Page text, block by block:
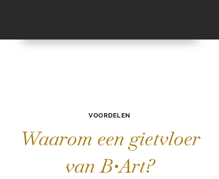
VOORDELEN
Waarom een gietvloer
van B•Art?